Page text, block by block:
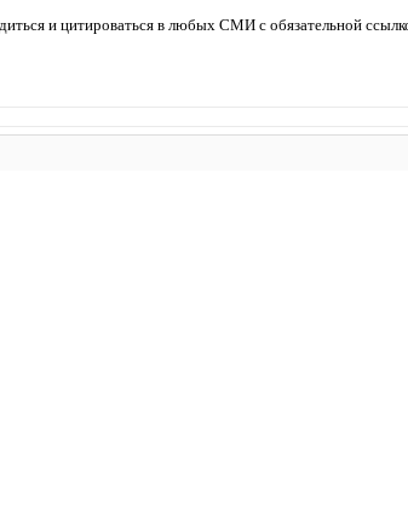
и цитироваться в любых СМИ с обязательной